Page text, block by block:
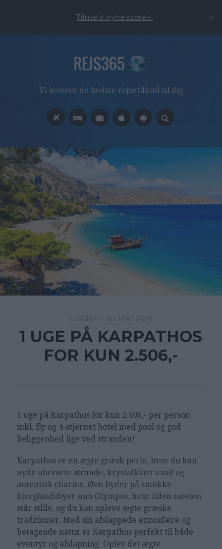
Tilmeld nyhedsbrev!
Vi leverer de bedste rejsetilbud til dig
30. MAJ 2025
1 UGE PÅ KARPATHOS
FOR KUN 2.506,-
1 uge på Karpathos for kun 2.506,- per person
inkl. fly og 4-stjernet hotel med pool og god
beliggenhed lige ved stranden!
Karpathos er en ægte græsk perle, hvor du kan
nyde uberørte strande, krystalklart vand og
autentisk charme. Øen byder på smukke
bjerglandsbyer som Olympos, hvor tiden næsten
står stille, og du kan opleve ægte græske
traditioner. Med sin afslappede atmosfære og
betagende natur er Karpathos perfekt til både
eventyr og afslapning. Oplev det ægte